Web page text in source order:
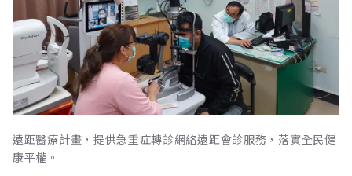
遠距醫療計畫，提供急重症轉診網絡遠距會診服務，落實全民健
康平權。